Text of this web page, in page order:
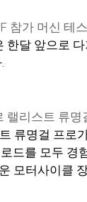
참가 머신 테
한달 앞으로
랠리스트 류
류명걸 프로
드를 모두
모터사이클